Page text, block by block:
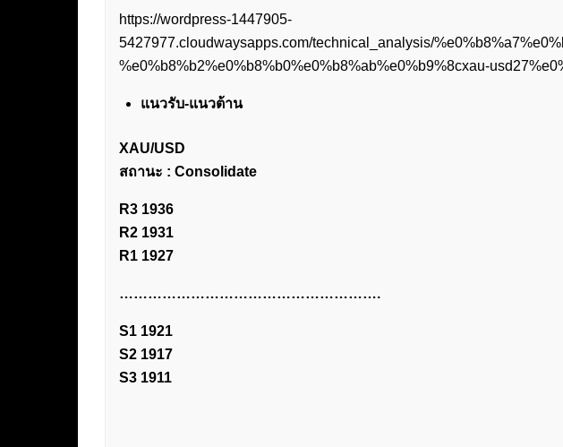
https://wordpress-1447905-
5427977.cloudwaysapps.com/technical_analysis/
%e0%b8%b2%e0%b8%b0%e0%b8%ab%e0%b9%8cxau-
แนวรับ-แนวต้าน
XAU/USD
สถานะ : Consolidate
R3 1936
R2 1931
R1 1927
……………………………………………….
S1 1921
S2 1917
S3 1911